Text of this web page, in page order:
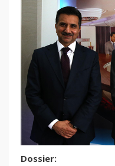
Dossier: